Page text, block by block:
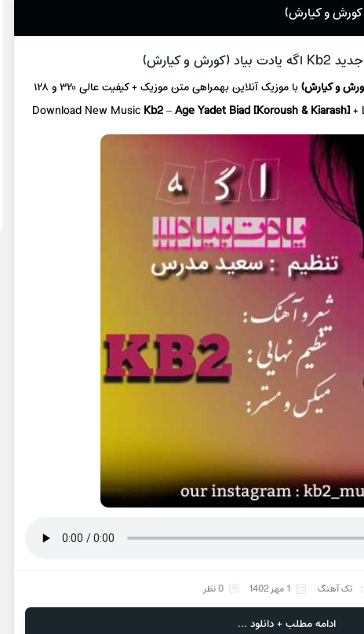
جدید Kb2 اگه یادت بیاد (کورش و کیارش)
و کیارش)با موزیک آنلاینبهمراهی متن موزیک + کیفیت عالی ۳۲۰ و ۱۲۸
Download New Music Kb2–Age Yadet Biad [Koroush & Kiarash]+
تک آهنگ 1 مهر 1402 0 نظر
ادامه مطلب + دانلود ...